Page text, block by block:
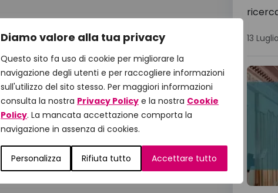
Diamo valore alla tua privacy
Questo sito fa uso di cookie per migliorare la
navigazione degli utenti e per raccogliere informazioni
sull'utilizzo del sito stesso. Per maggiori informazioni
consulta la nostra Privacy Policy e la nostra Cookie
Policy. La mancata accettazione comporta la
navigazione in assenza di cookies.
Personalizza Rifiuta tutto Accettare tutto
13